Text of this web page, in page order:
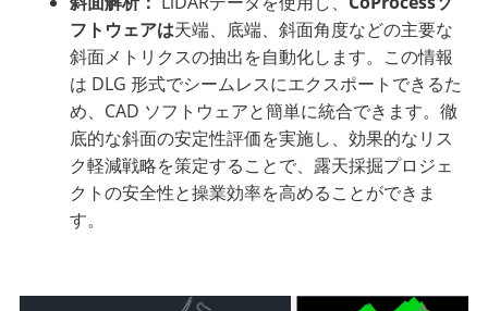
フトウェアは天端、底端、斜面角度などの主要な
斜面メトリクスの抽出を自動化します。この情報
は DLG 形式でシームレスにエクスポートできるた
め、CAD ソフトウェアと簡単に統合できます。徹
底的な斜面の安定性評価を実施し、効果的なリス
ク軽減戦略を策定することで、露天採掘プロジェ
クトの安全性と操業効率を高めることができま
す。